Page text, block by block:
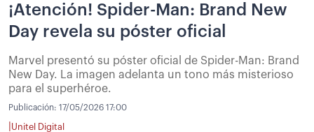
¡Atención! Spider-Man: Brand New
Day revela su póster oficial
Marvel presentó su póster oficial de Spider-Man: Brand
New Day. La imagen adelanta un tono más misterioso
para el superhéroe.
Publicación: 17/05/2026 17:00
Unitel Digital